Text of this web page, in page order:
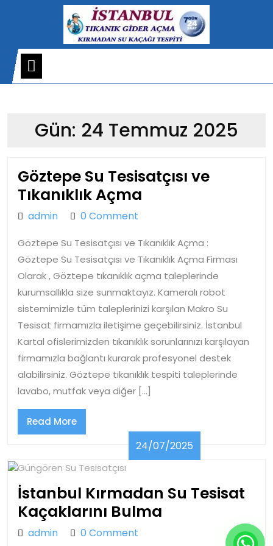
Gün: 24 Temmuz 2025
Göztepe Su Tesisatçısı ve
Tıkanıklık Açma
ve
Tıkanıklık
Açma
adminadmin0 Comment
Göztepe Su Tesisatçısı ve Tıkanıklık Açma :
Göztepe Su Tesisatçısı ve Tıkanıklık Açma Firması
Olarak , Göztepe tıkanıklık açma taleplerinde
kurumsallıkla size sunmaktayız. Kameralı robot
sistemimizle tüm taleplerinizi karşılan Makro Su
Tesisat firmamızla iletişime geçebilirsiniz. İstanbul
Kartal ofislerimizden tıkanıklık sorunlarınızı karşılayan
firmamızla bağlantı kurarak profesyonel destek
alabilirsiniz. Göztepe tıkanıklık tespiti taleplerinde
lavabo, mutfak veya diğer […]
Read MoreRead
More
24/07/2025
İstanbul Kırmadan Su Tesisat
Kaçaklarını Bulma
Kırmadan
adminadmin0 Comment